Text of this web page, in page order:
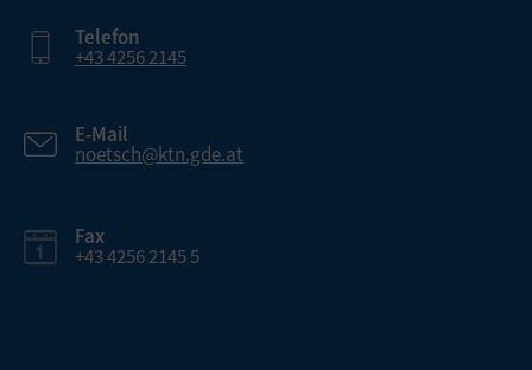
Telefon
+43 4256 2145
E-Mail
noetsch@ktn.gde.at
Fax
+43 4256 2145 5